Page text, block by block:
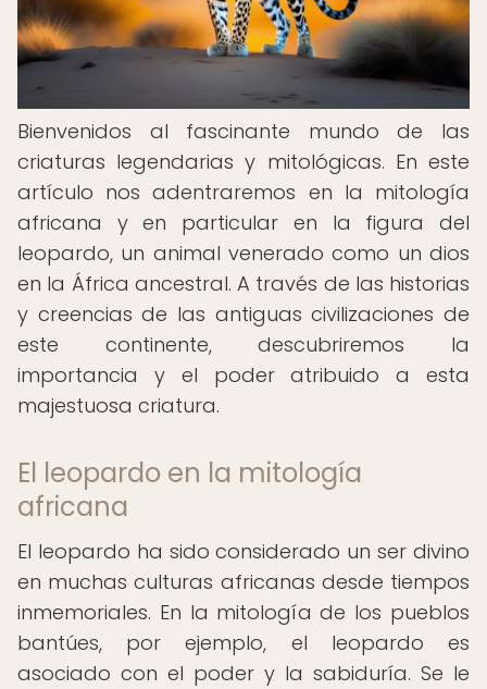
Bienvenidos al fascinante mundo de las
criaturas legendarias y mitológicas. En este
artículo nos adentraremos en la mitología
africana y en particular en la figura del
leopardo, un animal venerado como un dios
en la África ancestral. A través de las historias
y creencias de las antiguas civilizaciones de
este continente, descubriremos la
importancia y el poder atribuido a esta
majestuosa criatura.
El leopardo en la mitología
africana
El leopardo ha sido considerado un ser divino
en muchas culturas africanas desde tiempos
inmemoriales. En la mitología de los pueblos
bantúes, por ejemplo, el leopardo es
asociado con el poder y la sabiduría. Se le